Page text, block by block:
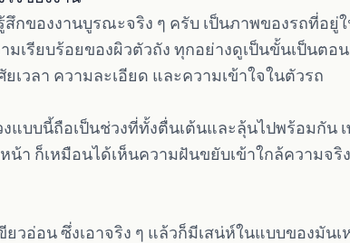
กของงานบูรณะจริง ๆ ครับ เป็นภาพของรถที่อยู่ใ
เรียบร้อยของผิวตัวถัง ทุกอย่างดูเป็นขั้นเป็นตอ
เวลา ความละเอียด และความเข้าใจในตัวรถ
แบบนี้ถือเป็นช่วงที่ทั้งตื่นเต้นและลุ้นไปพร้อมกัน
น้า ก็เหมือนได้เห็นความฝันขยับเข้าใกล้ความจริ
วอ่อน ซึ่งเอาจริง ๆ แล้วก็มีเสน่ห์ในแบบของมัน